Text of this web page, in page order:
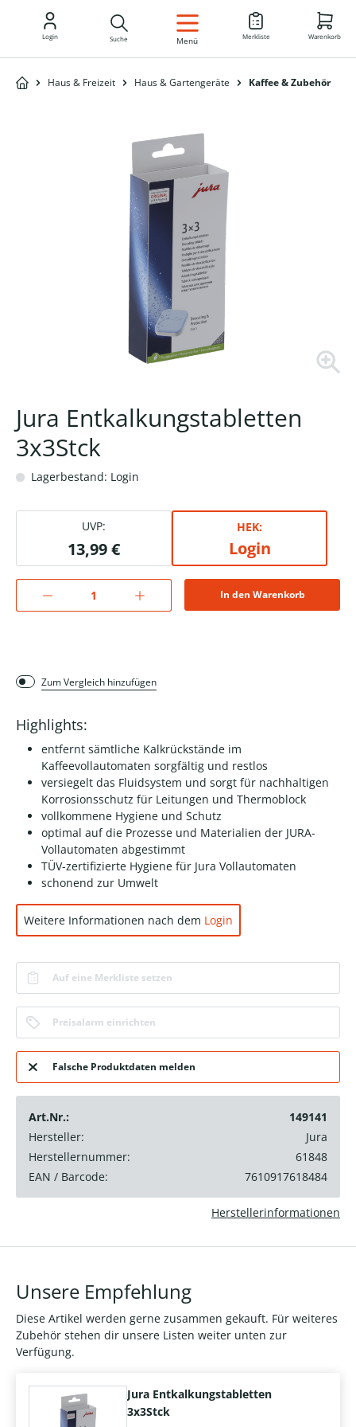
DE
Login Suche Menü Merkliste Warenkorb
Haus & Freizeit Haus & Gartengeräte Kaffee & Zubehör
Jura Entkalkungstabletten
3x3Stck
Lagerbestand: Login
UVP:
13,99 €
HEK:
Login
In den Warenkorb
Zum Vergleich hinzufügen
Highlights:
entfernt sämtliche Kalkrückstände im
Kaffeevollautomaten sorgfältig und restlos
versiegelt das Fluidsystem und sorgt für nachhaltigen
Korrosionsschutz für Leitungen und Thermoblock
vollkommene Hygiene und Schutz
optimal auf die Prozesse und Materialien der JURA-
Vollautomaten abgestimmt
TÜV-zertifizierte Hygiene für Jura Vollautomaten
schonend zur Umwelt
Weitere Informationen nach dem Login
Auf eine Merkliste setzen
Preisalarm einrichten
Falsche Produktdaten melden
Art.Nr.:
149141
Hersteller:
Jura
Herstellernummer:
61848
EAN / Barcode:
7610917618484
Herstellerinformationen
Unsere Empfehlung
Diese Artikel werden gerne zusammen gekauft. Für weiteres
Zubehör stehen dir unsere Listen weiter unten zur
Verfügung.
Jura Entkalkungstabletten
3x3Stck